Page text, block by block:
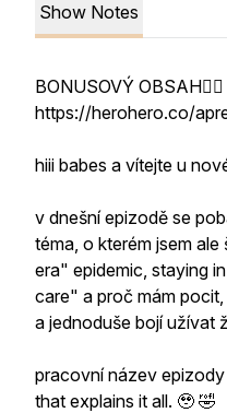
Show Notes
BONUSOVÝ OBSAH👇🏻
https://herohero.co/
hiii babes a vítejte u
v dnešní epizodě se
téma, o kterém jsem
era" epidemic, staying
care" a proč mám
a jednoduše bojí užívat
pracovní název
that explains it all. 🥹 🤣